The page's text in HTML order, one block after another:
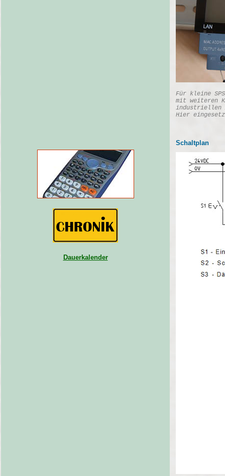
Dauerkalender
Für kleine
mit weiteren
industriellen
Hier
Schaltplan